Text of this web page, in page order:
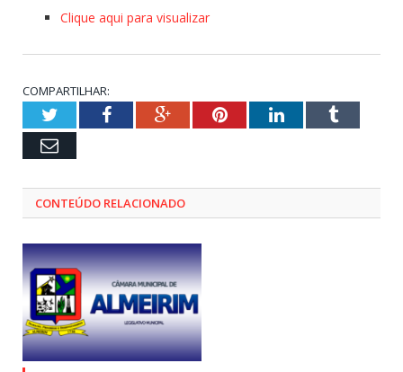
Clique aqui para visualizar
COMPARTILHAR:
TwitterFacebookGoogle+PinterestLinkedInTumblr
Email
CONTEÚDO RELACIONADO